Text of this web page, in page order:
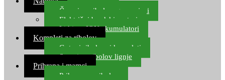
Čamci za ribolov, gumenjaci
Električni brodski motori
Lithium ION akumulatori
Kompleti za ribolov
Gotovi ribolovni kompleti
Setovi za ribolov lignje
Prihrana i mamci
Prihrana za ribolov